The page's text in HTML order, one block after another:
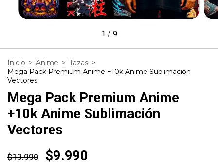
1 / 9
Inicio > Anime > Tazas >
Mega Pack Premium Anime +10k Anime Sublimación
Vectores
Mega Pack Premium Anime
+10k Anime Sublimación
Vectores
$19.990 $9.990